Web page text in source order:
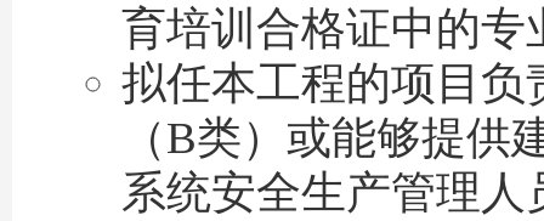
育培训合格证中的专
拟任本工程的项目
（B类）或能够提
系统安全生产管理